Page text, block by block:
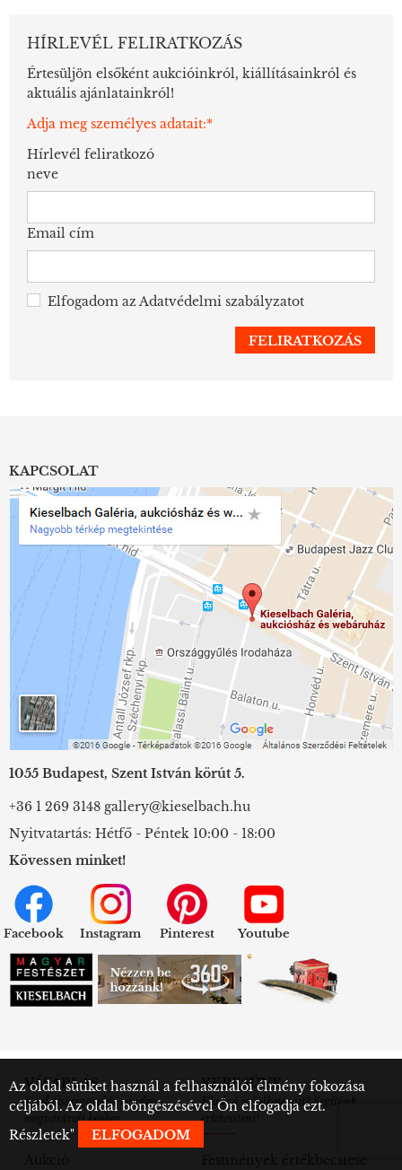
HÍRLEVÉL FELIRATKOZÁS
Értesüljön elsőként aukcióinkról, kiállításainkról és
aktuális ajánlatainkról!
Adja meg személyes adatait:*
Hírlevél feliratkozó
neve
Email cím
Elfogadom azAdatvédelmi szabályzatot
KAPCSOLAT
1055 Budapest, Szent István körút 5.
+36 1 269 3148 gallery@kieselbach.hu
Nyitvatartás: Hétfő - Péntek 10:00 - 18:00
Kövessen minket!
Facebook Instagram Pinterest Youtube
VÁSÁRLÁS
Eredetiségigazolás minden
megvásárolt képhez
KERESÜNK
Eladná műalkotásait? Segítünk
értékesíteni!
Az oldal sütiket használ a felhasználói élmény fokozása
céljából. Az oldal böngészésével Ön elfogadja ezt.
Részletek" ELFOGADOM